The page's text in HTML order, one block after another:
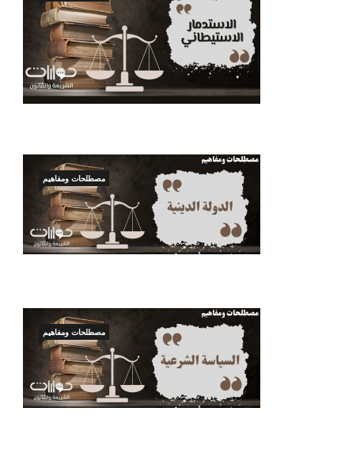
مصطلحات ومفاهيم
مصطلحات ومفاهيم